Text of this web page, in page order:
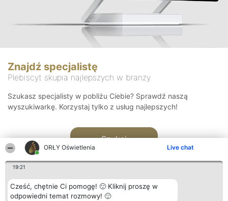
ORŁY Oświetlenia Live chat
19:21
Cześć, chętnie Ci pomogę! 🙂 Kliknij proszę w
odpowiedni temat rozmowy! 🙂
Znajdź specjalistę
Plebiscyt skupia najlepszych w branży
Szukasz specjalisty w pobliżu Ciebie? Sprawdź naszą
wyszukiwarkę. Korzystaj tylko z usług najlepszych!
Szukaj